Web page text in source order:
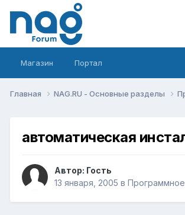
Магазин Портал
Главная NAG.RU - Основные разделы
автоматическая
Автор: Гость
13 января, 2005 в